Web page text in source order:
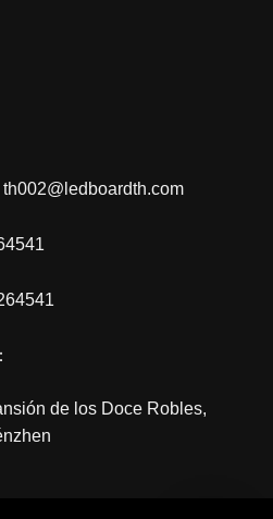
de los Doce Robles,